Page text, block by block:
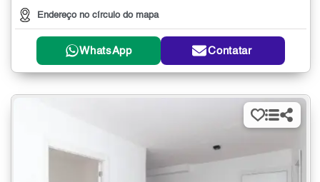
Endereço no círculo do mapa
WhatsApp Contatar